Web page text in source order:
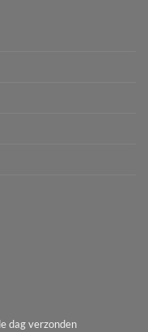
dag verzonden